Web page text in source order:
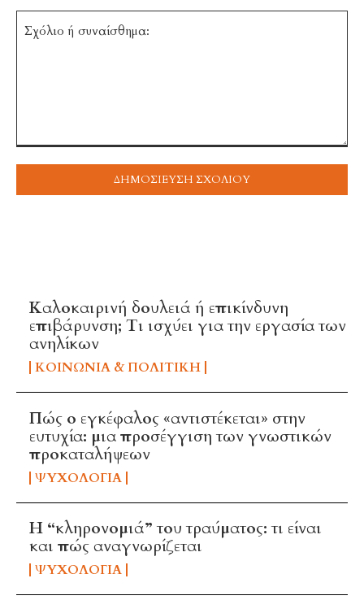
Καλοκαιρινή δουλειά ή επικίνδυνη
επιβάρυνση; Τι ισχύει για την εργασία των
ανηλίκων
ΚΟΙΝΩΝΊΑ & ΠΟΛΙΤΙΚΉ
Πώς ο εγκέφαλος «αντιστέκεται» στην
ευτυχία: μια προσέγγιση των γνωστικών
προκαταλήψεων
ΨΥΧΟΛΟΓΊΑ
Η “κληρονομιά” του τραύματος: τι είναι
και πώς αναγνωρίζεται
ΨΥΧΟΛΟΓΊΑ